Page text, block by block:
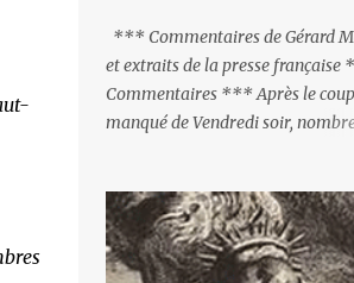
*** Commentaires de Gérard
et extraits de la presse
Commentaires *** Après le
manqué de Vendredi soir,
monde condamne le coup d’Etat
une partie de l’armée et trouve
les putschistes soient jugés. Mais